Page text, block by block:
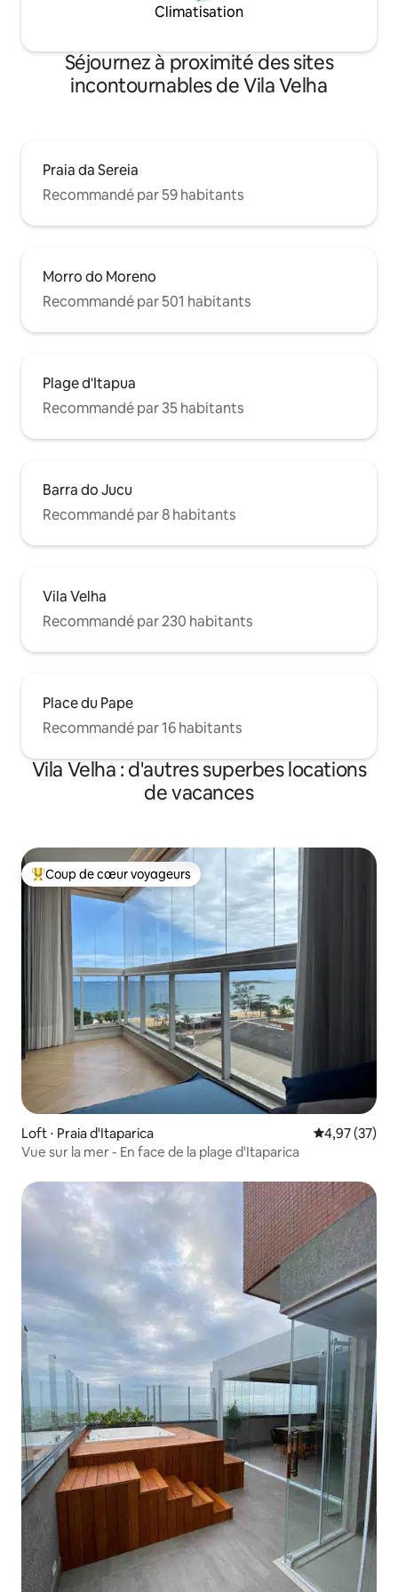
Climatisation
Séjournez à proximité des sites
incontournables de Vila Velha
Praia da Sereia
Recommandé par 59 habitants
Morro do Moreno
Recommandé par 501 habitants
Plage d'Itapua
Recommandé par 35 habitants
Barra do Jucu
Recommandé par 8 habitants
Vila Velha
Recommandé par 230 habitants
Place du Pape
Recommandé par 16 habitants
Vila Velha : d'autres superbes locations
de vacances
Coups de cœur voyageurs les plus appréciés
Coup de cœur voyageurs
Loft ⋅ Praia d'Itaparica Évaluation
4,97 (37)
Vue sur la mer - En face de la plage d'Itaparica